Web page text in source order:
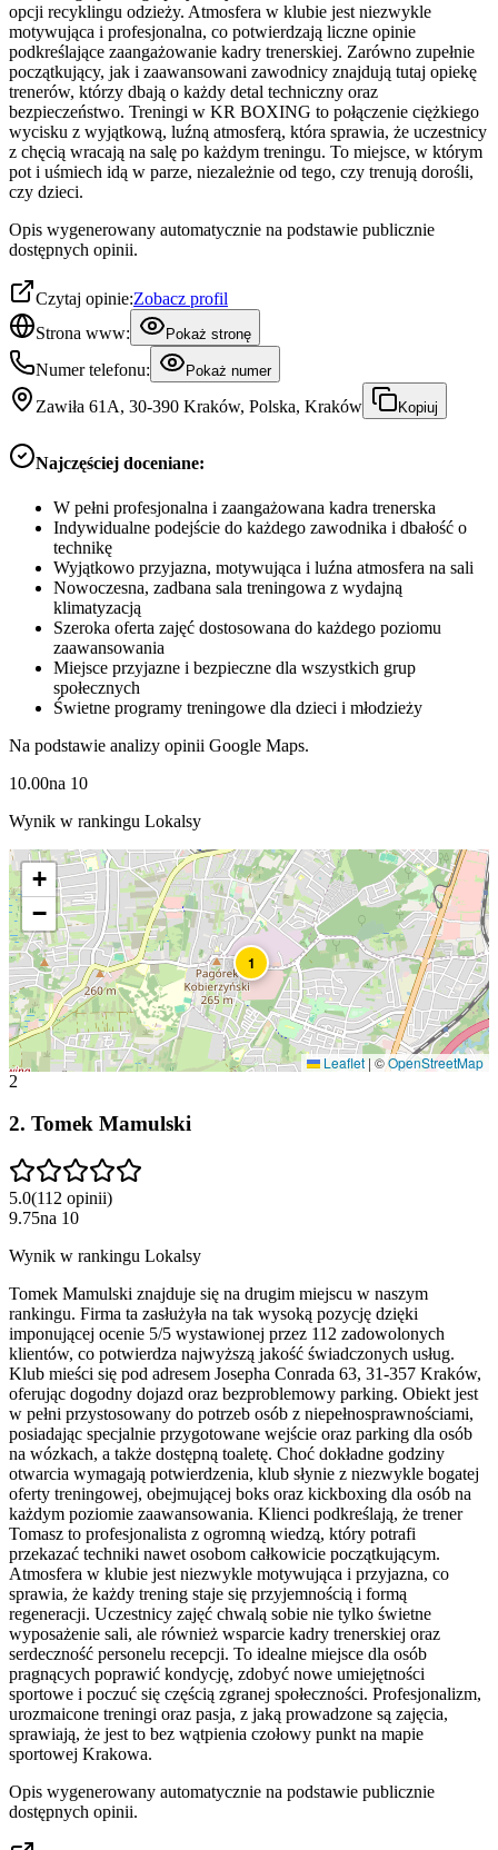
opcji recyklingu odzieży. Atmosfera w klubie jest niezwykle
motywująca i profesjonalna, co potwierdzają liczne opinie
podkreślające zaangażowanie kadry trenerskiej. Zarówno zupełnie
początkujący, jak i zaawansowani zawodnicy znajdują tutaj opiekę
trenerów, którzy dbają o każdy detal techniczny oraz
bezpieczeństwo. Treningi w KR BOXING to połączenie ciężkiego
wycisku z wyjątkową, luźną atmosferą, która sprawia, że uczestnicy
z chęcią wracają na salę po każdym treningu. To miejsce, w którym
pot i uśmiech idą w parze, niezależnie od tego, czy trenują dorośli,
czy dzieci.
Opis wygenerowany automatycznie na podstawie publicznie
dostępnych opinii.
Czytaj opinie:Zobacz profil
Strona www:
Pokaż stronę
Numer telefonu: Pokaż numer
Zawiła 61A, 30-390 Kraków, Polska, Kraków Kopiuj
Najczęściej doceniane:
W pełni profesjonalna i zaangażowana kadra trenerska
Indywidualne podejście do każdego zawodnika i dbałość o
technikę
Wyjątkowo przyjazna, motywująca i luźna atmosfera na sali
Nowoczesna, zadbana sala treningowa z wydajną
klimatyzacją
Szeroka oferta zajęć dostosowana do każdego poziomu
zaawansowania
Miejsce przyjazne i bezpieczne dla wszystkich grup
społecznych
Świetne programy treningowe dla dzieci i młodzieży
Na podstawie analizy opinii Google Maps.
10.00na 10
Wynik w rankingu Lokalsy
1
+
−
Leaflet | ©OpenStreetMap
2
2. Tomek Mamulski
5.0(112 opinii)
9.75na 10
Wynik w rankingu Lokalsy
Tomek Mamulski znajduje się na drugim miejscu w naszym
rankingu. Firma ta zasłużyła na tak wysoką pozycję dzięki
imponującej ocenie 5/5 wystawionej przez 112 zadowolonych
klientów, co potwierdza najwyższą jakość świadczonych usług.
Klub mieści się pod adresem Josepha Conrada 63, 31-357 Kraków,
oferując dogodny dojazd oraz bezproblemowy parking. Obiekt jest
w pełni przystosowany do potrzeb osób z niepełnosprawnościami,
posiadając specjalnie przygotowane wejście oraz parking dla osób
na wózkach, a także dostępną toaletę. Choć dokładne godziny
otwarcia wymagają potwierdzenia, klub słynie z niezwykle bogatej
oferty treningowej, obejmującej boks oraz kickboxing dla osób na
każdym poziomie zaawansowania. Klienci podkreślają, że trener
Tomasz to profesjonalista z ogromną wiedzą, który potrafi
przekazać techniki nawet osobom całkowicie początkującym.
Atmosfera w klubie jest niezwykle motywująca i przyjazna, co
sprawia, że każdy trening staje się przyjemnością i formą
regeneracji. Uczestnicy zajęć chwalą sobie nie tylko świetne
wyposażenie sali, ale również wsparcie kadry trenerskiej oraz
serdeczność personelu recepcji. To idealne miejsce dla osób
pragnących poprawić kondycję, zdobyć nowe umiejętności
sportowe i poczuć się częścią zgranej społeczności. Profesjonalizm,
urozmaicone treningi oraz pasja, z jaką prowadzone są zajęcia,
sprawiają, że jest to bez wątpienia czołowy punkt na mapie
sportowej Krakowa.
Opis wygenerowany automatycznie na podstawie publicznie
dostępnych opinii.